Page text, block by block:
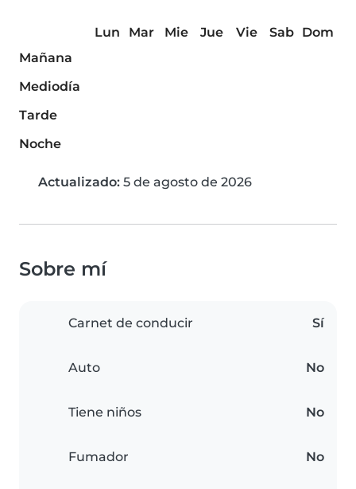
Lun Mar Mie Jue Vie Sab
Dom
Mañana
Mediodía
Tarde
Noche
Actualizado: 5 de agosto de 2026
Sobre mí
Carnet de conducir Sí
Auto No
Tiene niños No
Fumador No